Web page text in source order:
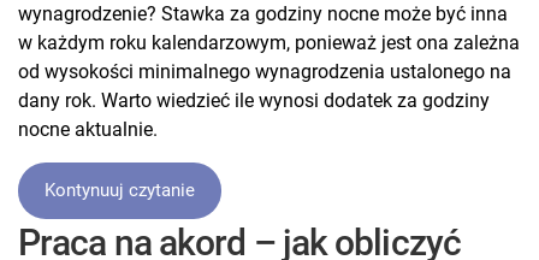
wynagrodzenie? Stawka za godziny nocne może być inna
w każdym roku kalendarzowym, ponieważ jest ona zależna
od wysokości minimalnego wynagrodzenia ustalonego na
dany rok. Warto wiedzieć ile wynosi dodatek za godziny
nocne aktualnie.
Kontynuuj czytanie
Praca na akord – jak obliczyć